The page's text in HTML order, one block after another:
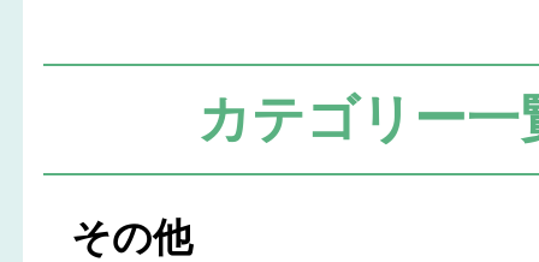
カテゴリー一
その他